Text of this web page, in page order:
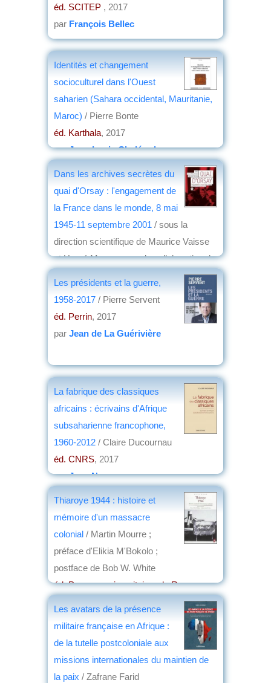
éd. SCITEP , 2017
par François Bellec
Identités et changement
socioculturel dans l'Ouest
saharien (Sahara occidental, Mauritanie,
Maroc) / Pierre Bonte
éd. Karthala, 2017
parJean-Louis Chaléard
Dans les archives secrètes du
quai d'Orsay : l'engagement de
la France dans le monde, 8 mai
1945-11 septembre 2001 / sous la
direction scientifique de Maurice Vaisse
et Hervé Magro ; avec la collaboration de
Gilles Boquérat, Grégoire Eldin, Isabelle
Les présidents et la guerre,
1958-2017 / Pierre Servent
éd. Perrin, 2017
par Jean de La Guérivière
La fabrique des classiques
africains : écrivains d'Afrique
subsaharienne francophone,
1960-2012 / Claire Ducournau
éd. CNRS, 2017
parJean Nemo
Thiaroye 1944 : histoire et
mémoire d'un massacre
colonial / Martin Mourre ;
préface d'Elikia M'Bokolo ;
postface de Bob W. White
éd. Presses universitaires de Rennes,
Les avatars de la présence
militaire française en Afrique :
de la tutelle postcoloniale aux
missions internationales du maintien de
la paix / Zafrane Farid